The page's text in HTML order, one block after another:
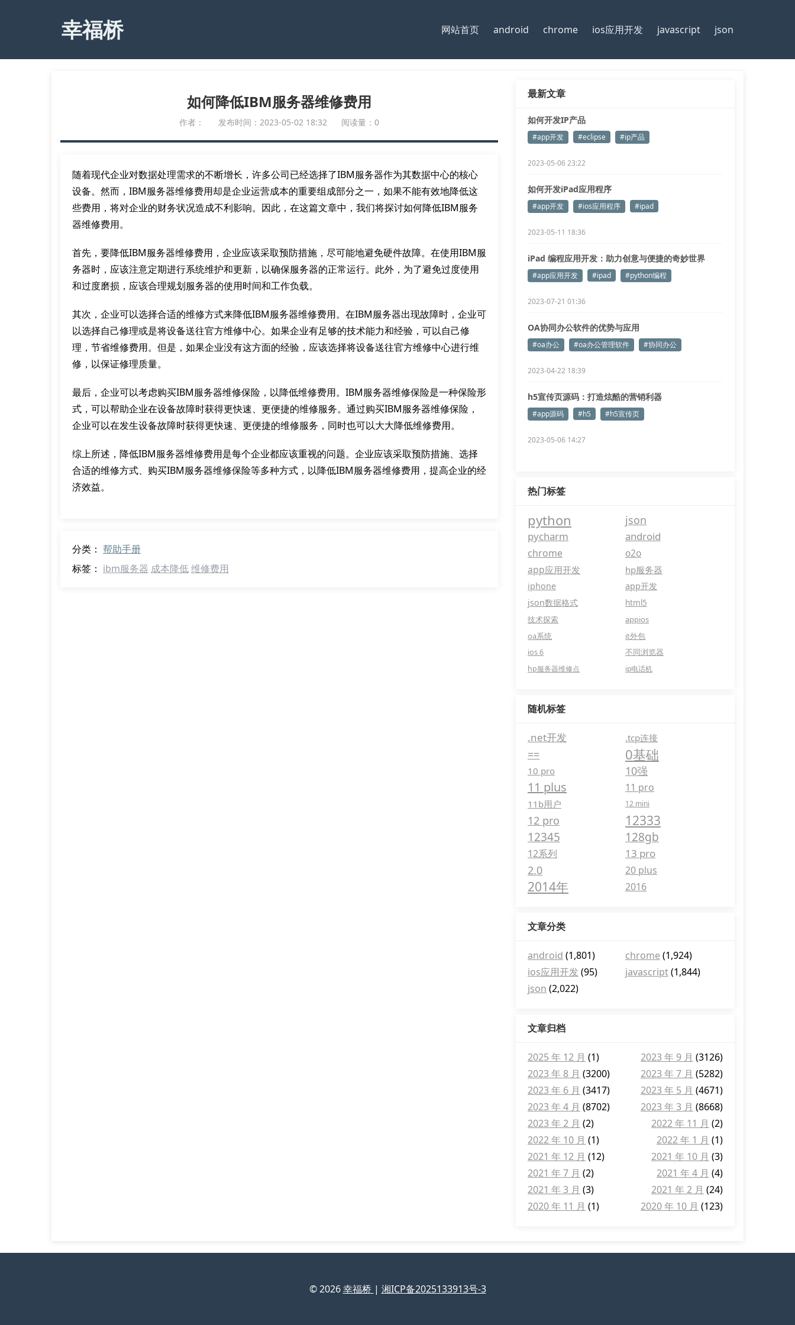
幸福桥 网站首页 android chrome ios应用开发 javascript json
如何降低IBM服务器维修费用
作者： 发布时间：2023-05-02 18:32 阅读量：0
随着现代企业对数据处理需求的不断增长，许多公司已经选择了IBM服务器作为其数据中心的核心
设备。然而，IBM服务器维修费用却是企业运营成本的重要组成部分之一，如果不能有效地降低这
些费用，将对企业的财务状况造成不利影响。因此，在这篇文章中，我们将探讨如何降低IBM服务
器维修费用。
首先，要降低IBM服务器维修费用，企业应该采取预防措施，尽可能地避免硬件故障。在使用IBM服
务器时，应该注意定期进行系统维护和更新，以确保服务器的正常运行。此外，为了避免过度使用
和过度磨损，应该合理规划服务器的使用时间和工作负载。
其次，企业可以选择合适的维修方式来降低IBM服务器维修费用。在IBM服务器出现故障时，企业可
以选择自己修理或是将设备送往官方维修中心。如果企业有足够的技术能力和经验，可以自己修
理，节省维修费用。但是，如果企业没有这方面的经验，应该选择将设备送往官方维修中心进行维
修，以保证修理质量。
最后，企业可以考虑购买IBM服务器维修保险，以降低维修费用。IBM服务器维修保险是一种保险形
式，可以帮助企业在设备故障时获得更快速、更便捷的维修服务。通过购买IBM服务器维修保险，
企业可以在发生设备故障时获得更快速、更便捷的维修服务，同时也可以大大降低维修费用。
综上所述，降低IBM服务器维修费用是每个企业都应该重视的问题。企业应该采取预防措施、选择
合适的维修方式、购买IBM服务器维修保险等多种方式，以降低IBM服务器维修费用，提高企业的经
济效益。
分类： 帮助手册
标签： ibm服务器 成本降低维修费用
最新文章
如何开发IP产品
#app开发 #eclipse #ip产品
2023-05-06 23:22
如何开发iPad应用程序
#app开发 #ios应用程序 #ipad
2023-05-11 18:36
iPad 编程应用开发：助力创意与便捷的奇妙世界
#app应用开发 #ipad #python编程
2023-07-21 01:36
OA协同办公软件的优势与应用
#oa办公 #oa办公管理软件 #协同办公
2023-04-22 18:39
h5宣传页源码：打造炫酷的营销利器
#app源码 #h5 #h5宣传页
2023-05-06 14:27
热门标签
python json
pycharm android
chrome
o2o
app应用开发
hp服务器
iphone
app开发
json数据格式
html5
技术探索
appios
oa系统
it外包
ios 6
不同浏览器
hp服务器维修点
ip电话机
随机标签
.net开发 .tcp连接
== 0基础
10 pro 10强
11 plus 11 pro
11b用户 12 mini
12 pro 12333
12345 128gb
12系列 13 pro
2.0 20 plus
2014年 2016
文章分类
android (1,801) chrome (1,924)
ios应用开发 (95) javascript(1,844)
json (2,022)
文章归档
2025 年 12 月 (1) 2023 年 9 月 (3126)
2023 年 8 月 (3200) 2023 年 7 月 (5282)
2023 年 6 月 (3417) 2023 年 5 月 (4671)
2023 年 4 月 (8702) 2023 年 3 月 (8668)
2023 年 2 月 (2) 2022 年 11 月 (2)
2022 年 10 月 (1) 2022 年 1 月 (1)
2021 年 12 月 (12) 2021 年 10 月 (3)
2021 年 7 月 (2) 2021 年 4 月 (4)
2021 年 3 月 (3) 2021 年 2 月 (24)
2020 年 11 月 (1) 2020 年 10 月 (123)
© 2026幸福桥 | 湘ICP备2025133913号-3